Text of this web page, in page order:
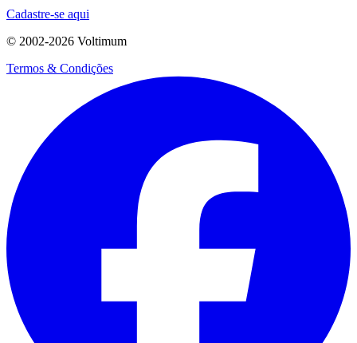
Cadastre-se aqui
© 2002-2026 Voltimum
Termos & Condições